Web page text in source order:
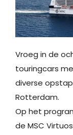
Vroeg in de
touringcars
diverse
Rotterdam.
Op het
de MSC